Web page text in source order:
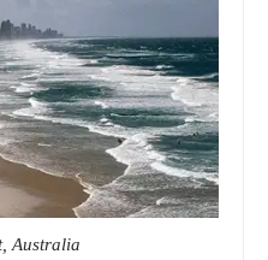
Australia